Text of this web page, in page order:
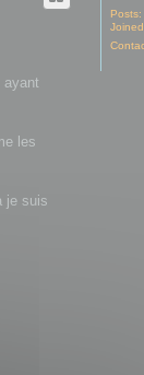
Posts:
ayant
les
je suis